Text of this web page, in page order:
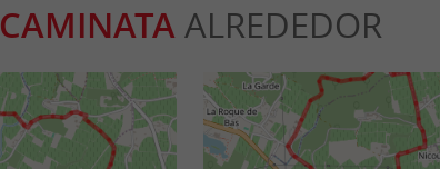
CAMINATAALREDEDOR